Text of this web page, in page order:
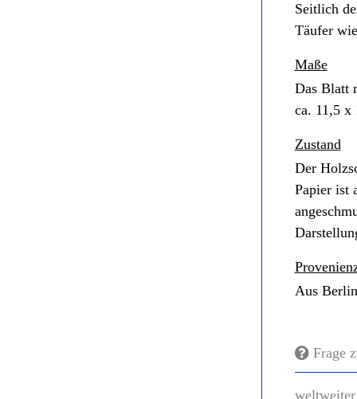
Seitlich
Täufer
Maße
Das Blatt
ca. 11,5 x
Zustand
Der
Papier ist
Aus
Frage
weltweiter